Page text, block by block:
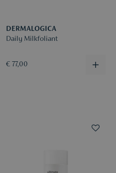
DERMALOGICA
Daily Milkfoliant
€ 77,00